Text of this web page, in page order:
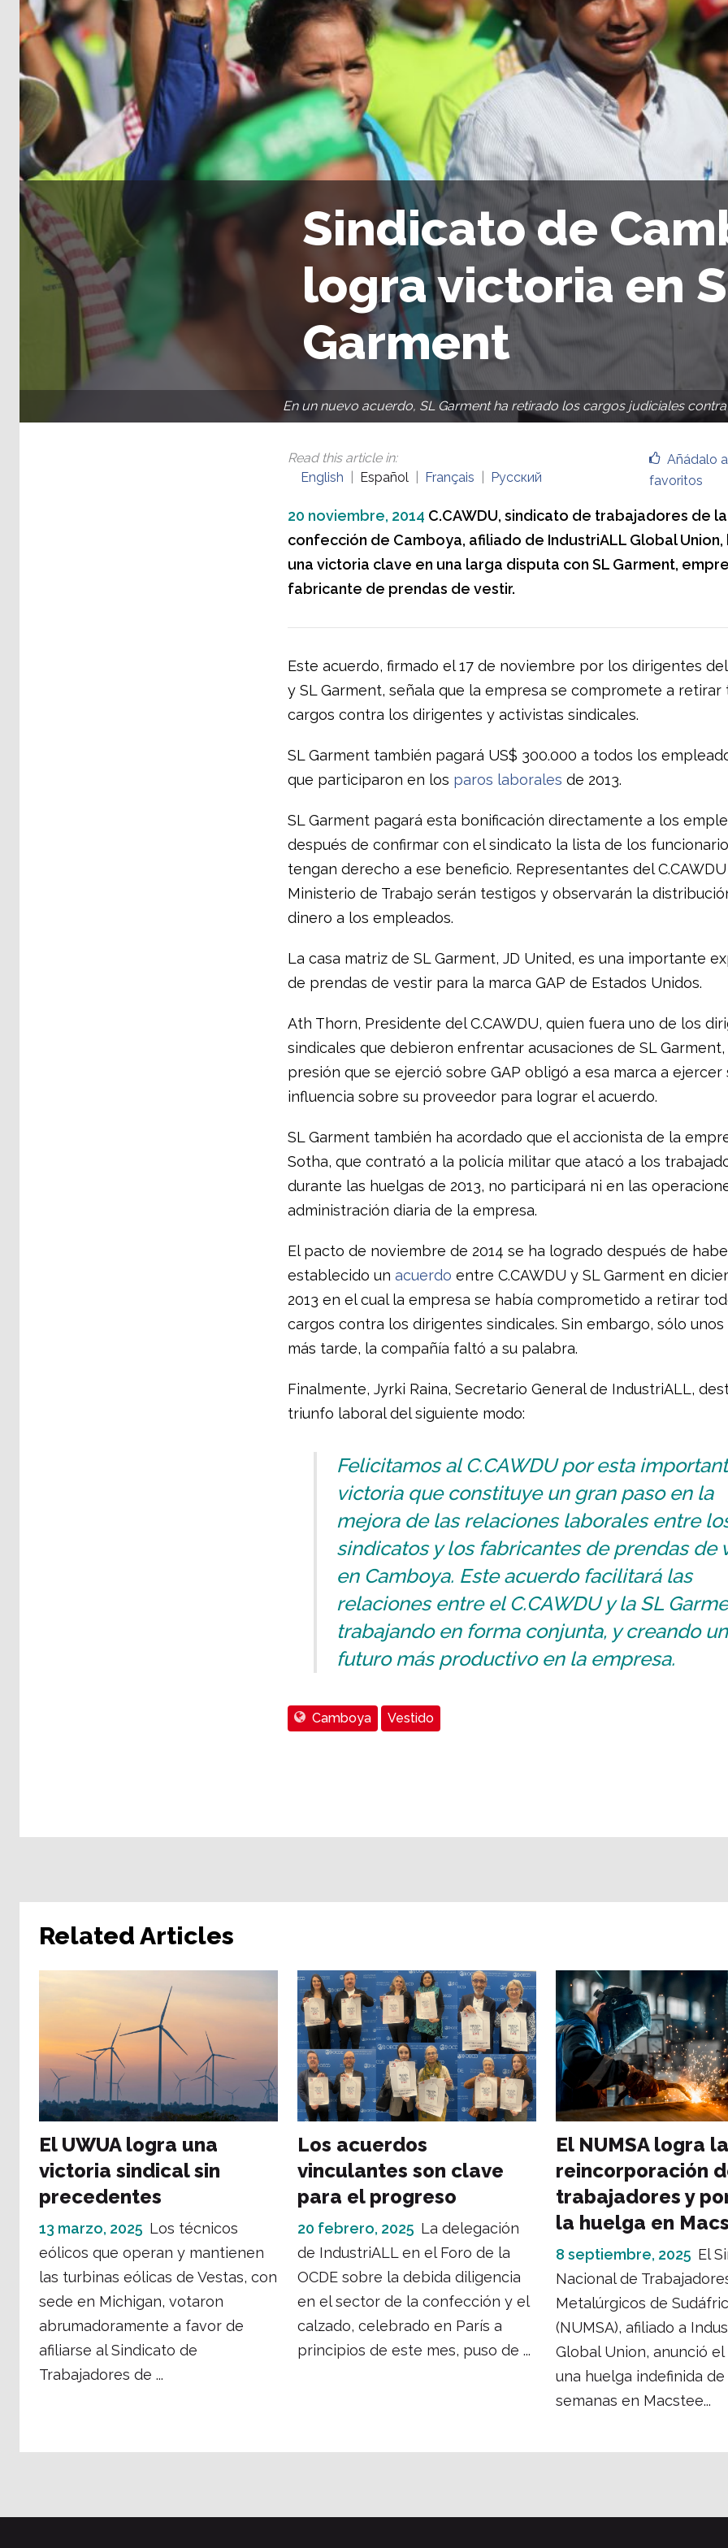
Sindicato de
logra victoria en
Garment
En un nuevo acuerdo, SL Garment ha retirado los cargos judiciales
Añádalo
favoritos
Read this article in:
English
Español Français Русский
20 noviembre, 2014 C.CAWDU, sindicato de trabajadores de la
confección de Camboya, afiliado de IndustriALL Global
una victoria clave en una larga disputa con SL Garment,
fabricante de prendas de vestir.
Este acuerdo, firmado el 17 de noviembre por los dirigentes del
y SL Garment, señala que la empresa se compromete a retirar
cargos contra los dirigentes y activistas sindicales.
SL Garment también pagará US$ 300.000 a todos los
que participaron en los paros laborales de 2013.
SL Garment pagará esta bonificación directamente a los
después de confirmar con el sindicato la lista de los
tengan derecho a ese beneficio. Representantes del
Ministerio de Trabajo serán testigos y observarán la
dinero a los empleados.
La casa matriz de SL Garment, JD United, es una importante
de prendas de vestir para la marca GAP de Estados Unidos.
Ath Thorn, Presidente del C.CAWDU, quien fuera uno de los
sindicales que debieron enfrentar acusaciones de SL Garment,
presión que se ejerció sobre GAP obligó a esa marca a ejercer
influencia sobre su proveedor para lograr el acuerdo.
SL Garment también ha acordado que el accionista de la
Sotha, que contrató a la policía militar que atacó a los
durante las huelgas de 2013, no participará ni en las
administración diaria de la empresa.
El pacto de noviembre de 2014 se ha logrado después de
establecido un acuerdo entre C.CAWDU y SL Garment en
2013 en el cual la empresa se había comprometido a retirar
cargos contra los dirigentes sindicales. Sin embargo, sólo unos
más tarde, la compañía faltó a su palabra.
Finalmente, Jyrki Raina, Secretario General de IndustriALL,
triunfo laboral del siguiente modo:
Felicitamos al C.CAWDU por esta
victoria que constituye un gran paso en la
mejora de las relaciones laborales entre
sindicatos y los fabricantes de prendas de
en Camboya. Este acuerdo facilitará las
relaciones entre el C.CAWDU y la SL
trabajando en forma conjunta, y creando un
futuro más productivo en la empresa.
Camboya Vestido
Related Articles
El UWUA logra una
victoria sindical sin
precedentes
13 marzo, 2025 Los técnicos
eólicos que operan y mantienen
las turbinas eólicas de Vestas, con
sede en Michigan, votaron
abrumadoramente a favor de
afiliarse al Sindicato de
Trabajadores de ...
Los acuerdos
vinculantes son clave
para el progreso
20 febrero, 2025 La delegación
de IndustriALL en el Foro de la
OCDE sobre la debida diligencia
en el sector de la confección y el
calzado, celebrado en París a
principios de este mes, puso de ...
El NUMSA logra la
reincorporación
trabajadores y
la huelga en
8 septiembre, 2025 El
Nacional de
Metalúrgicos de
(NUMSA), afiliado a
Global Union, anunció el
una huelga indefinida de
semanas en Macstee...